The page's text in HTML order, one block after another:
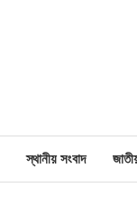
স্থানীয় সংবাদ